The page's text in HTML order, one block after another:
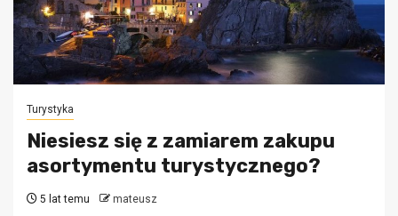
Turystyka
Niesiesz się z zamiarem zakupu
asortymentu turystycznego?
5 lat temu mateusz